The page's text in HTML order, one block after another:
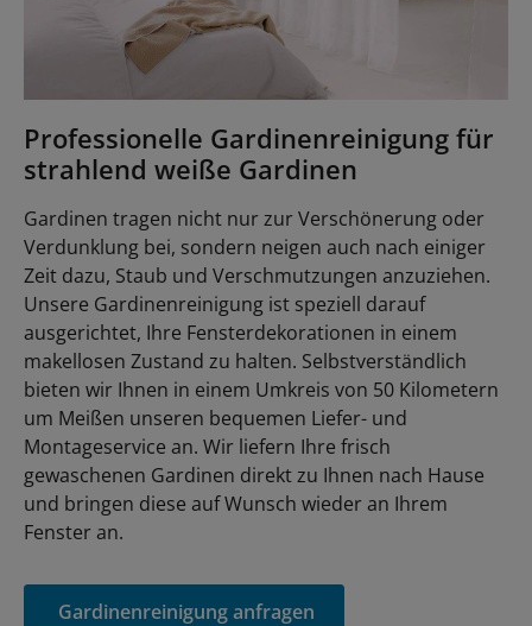
Professionelle Gardinenreinigung für
strahlend weiße Gardinen
Gardinen tragen nicht nur zur Verschönerung oder
Verdunklung bei, sondern neigen auch nach einiger
Zeit dazu, Staub und Verschmutzungen anzuziehen.
Unsere Gardinenreinigung ist speziell darauf
ausgerichtet, Ihre Fensterdekorationen in einem
makellosen Zustand zu halten. Selbstverständlich
bieten wir Ihnen in einem Umkreis von 50 Kilometern
um Meißen unseren bequemen Liefer- und
Montageservice an. Wir liefern Ihre frisch
gewaschenen Gardinen direkt zu Ihnen nach Hause
und bringen diese auf Wunsch wieder an Ihrem
Fenster an.
Gardinenreinigung anfragen